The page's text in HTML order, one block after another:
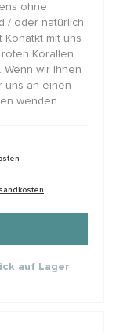
ohne
/ oder natürlich
Konatkt mit uns
Korallen
wir Ihnen
uns an einen
wenden.
auf Lager